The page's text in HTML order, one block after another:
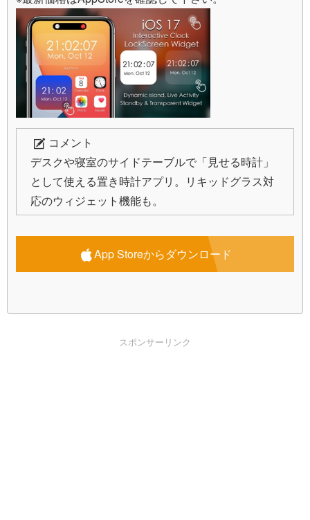
コメント
デスクや寝室のサイドテーブルで「見せる時計」
として使える置き時計アプリ。リキッドグラス対
応のウィジェット機能も。
App Storeからダウンロード
スポンサーリンク